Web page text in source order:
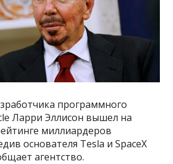
программного
Ларри Эллисон вышел на
миллиардеров
основателя Tesla и SpaceX
агентство.